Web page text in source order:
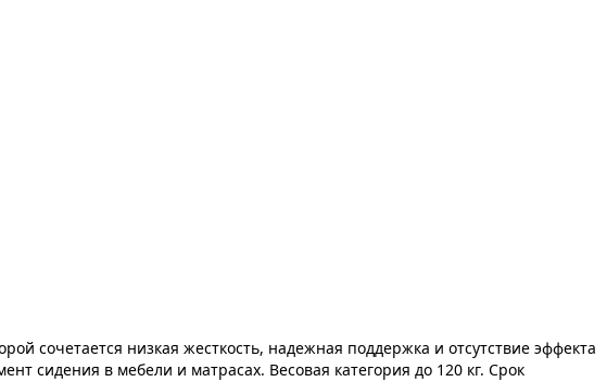
сочетается низкая жесткость, надежная поддержка и отсутствие эффекта
сидения в мебели и матрасах. Весовая категория до 120 кг. Срок